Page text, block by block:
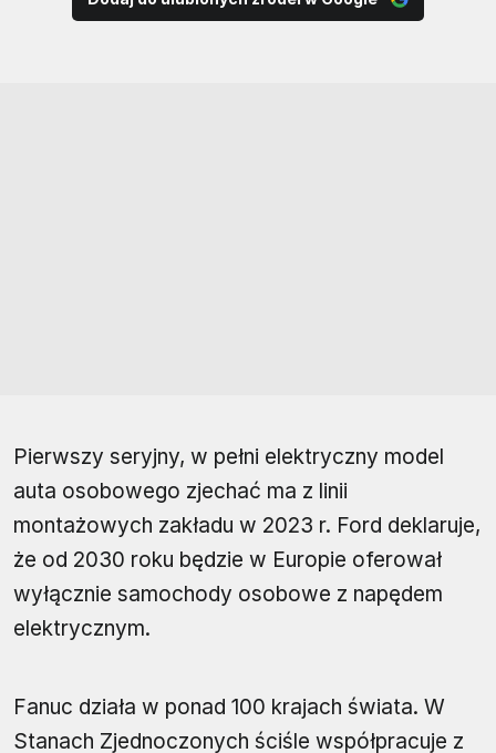
Pierwszy seryjny, w pełni elektryczny model
auta osobowego zjechać ma z linii
montażowych zakładu w 2023 r. Ford deklaruje,
że od 2030 roku będzie w Europie oferował
wyłącznie samochody osobowe z napędem
elektrycznym.
Fanuc działa w ponad 100 krajach świata. W
Stanach Zjednoczonych ściśle współpracuje z